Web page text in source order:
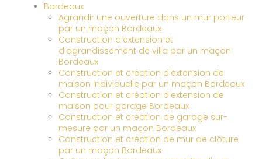
Bordeaux
Agrandir une ouverture dans un mur porteur
par un maçon Bordeaux
Construction d'extension et
d'agrandissement de villa par un maçon
Bordeaux
Construction et création d'extension de
maison individuelle par un maçon Bordeaux
Construction et création d'extension de
maison pour garage Bordeaux
Construction et création de garage sur-
mesure par un maçon Bordeaux
Construction et création de mur de clôture
par un maçon Bordeaux